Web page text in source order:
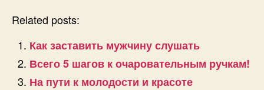
Related posts:
Как заставить мужчину слушать
Всего 5 шагов к очаровательным ручкам!
На пути к молодости и красоте